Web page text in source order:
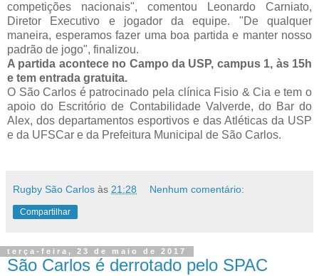
competições nacionais", comentou Leonardo Carniato,
Diretor Executivo e jogador da equipe. "De qualquer
maneira, esperamos fazer uma boa partida e manter nosso
padrão de jogo", finalizou.
A partida acontece no Campo da USP, campus 1, às 15h
e tem entrada gratuita.
O São Carlos é patrocinado pela clínica Fisio & Cia e tem o
apoio do Escritório de Contabilidade Valverde, do Bar do
Alex, dos departamentos esportivos e das Atléticas da USP
e da UFSCar e da Prefeitura Municipal de São Carlos.
Rugby São Carlos às 21:28 Nenhum comentário:
Compartilhar
terça-feira, 23 de maio de 2017
São Carlos é derrotado pelo SPAC